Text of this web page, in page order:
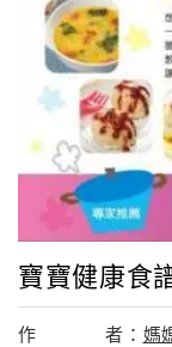
寶寶健康食
作 者： 媽